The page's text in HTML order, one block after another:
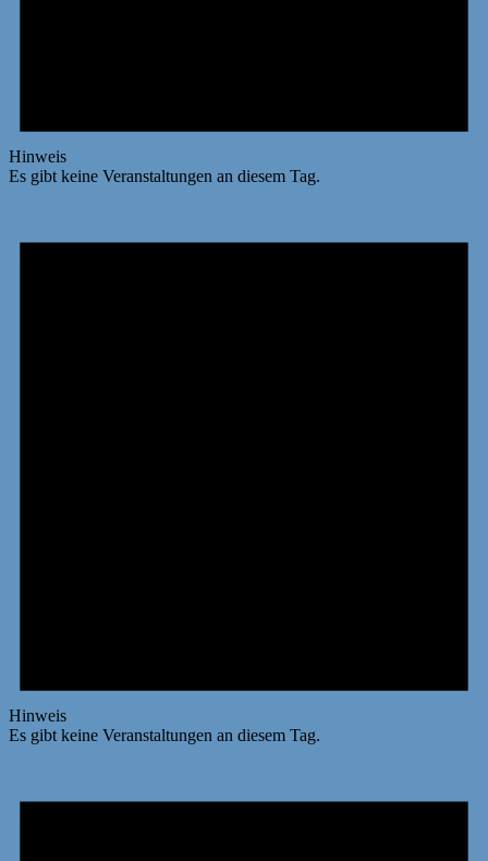
Hinweis
Es gibt keine Veranstaltungen an diesem Tag.
Hinweis
Es gibt keine Veranstaltungen an diesem Tag.